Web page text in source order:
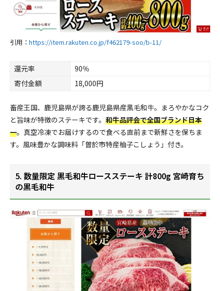
引用： https://item.rakuten.co.jp/f462179-soo/b-11/
還元率
90％
寄付金額
18,000円
畜産王国、鹿児島県が誇る鹿児島県産黒毛和牛。まろやかなコク
と旨味が特徴のステーキです。 和牛品評会で全国ブランド日本
一。真空冷凍でお届けするので食べる直前まで新鮮さを保ちま
す。風味豊かな調味料「曽於市特産柚子こしょう」付き。
5. 数量限定 黒毛和牛ロースステーキ 計800g 宮崎育ち
の黒毛和牛